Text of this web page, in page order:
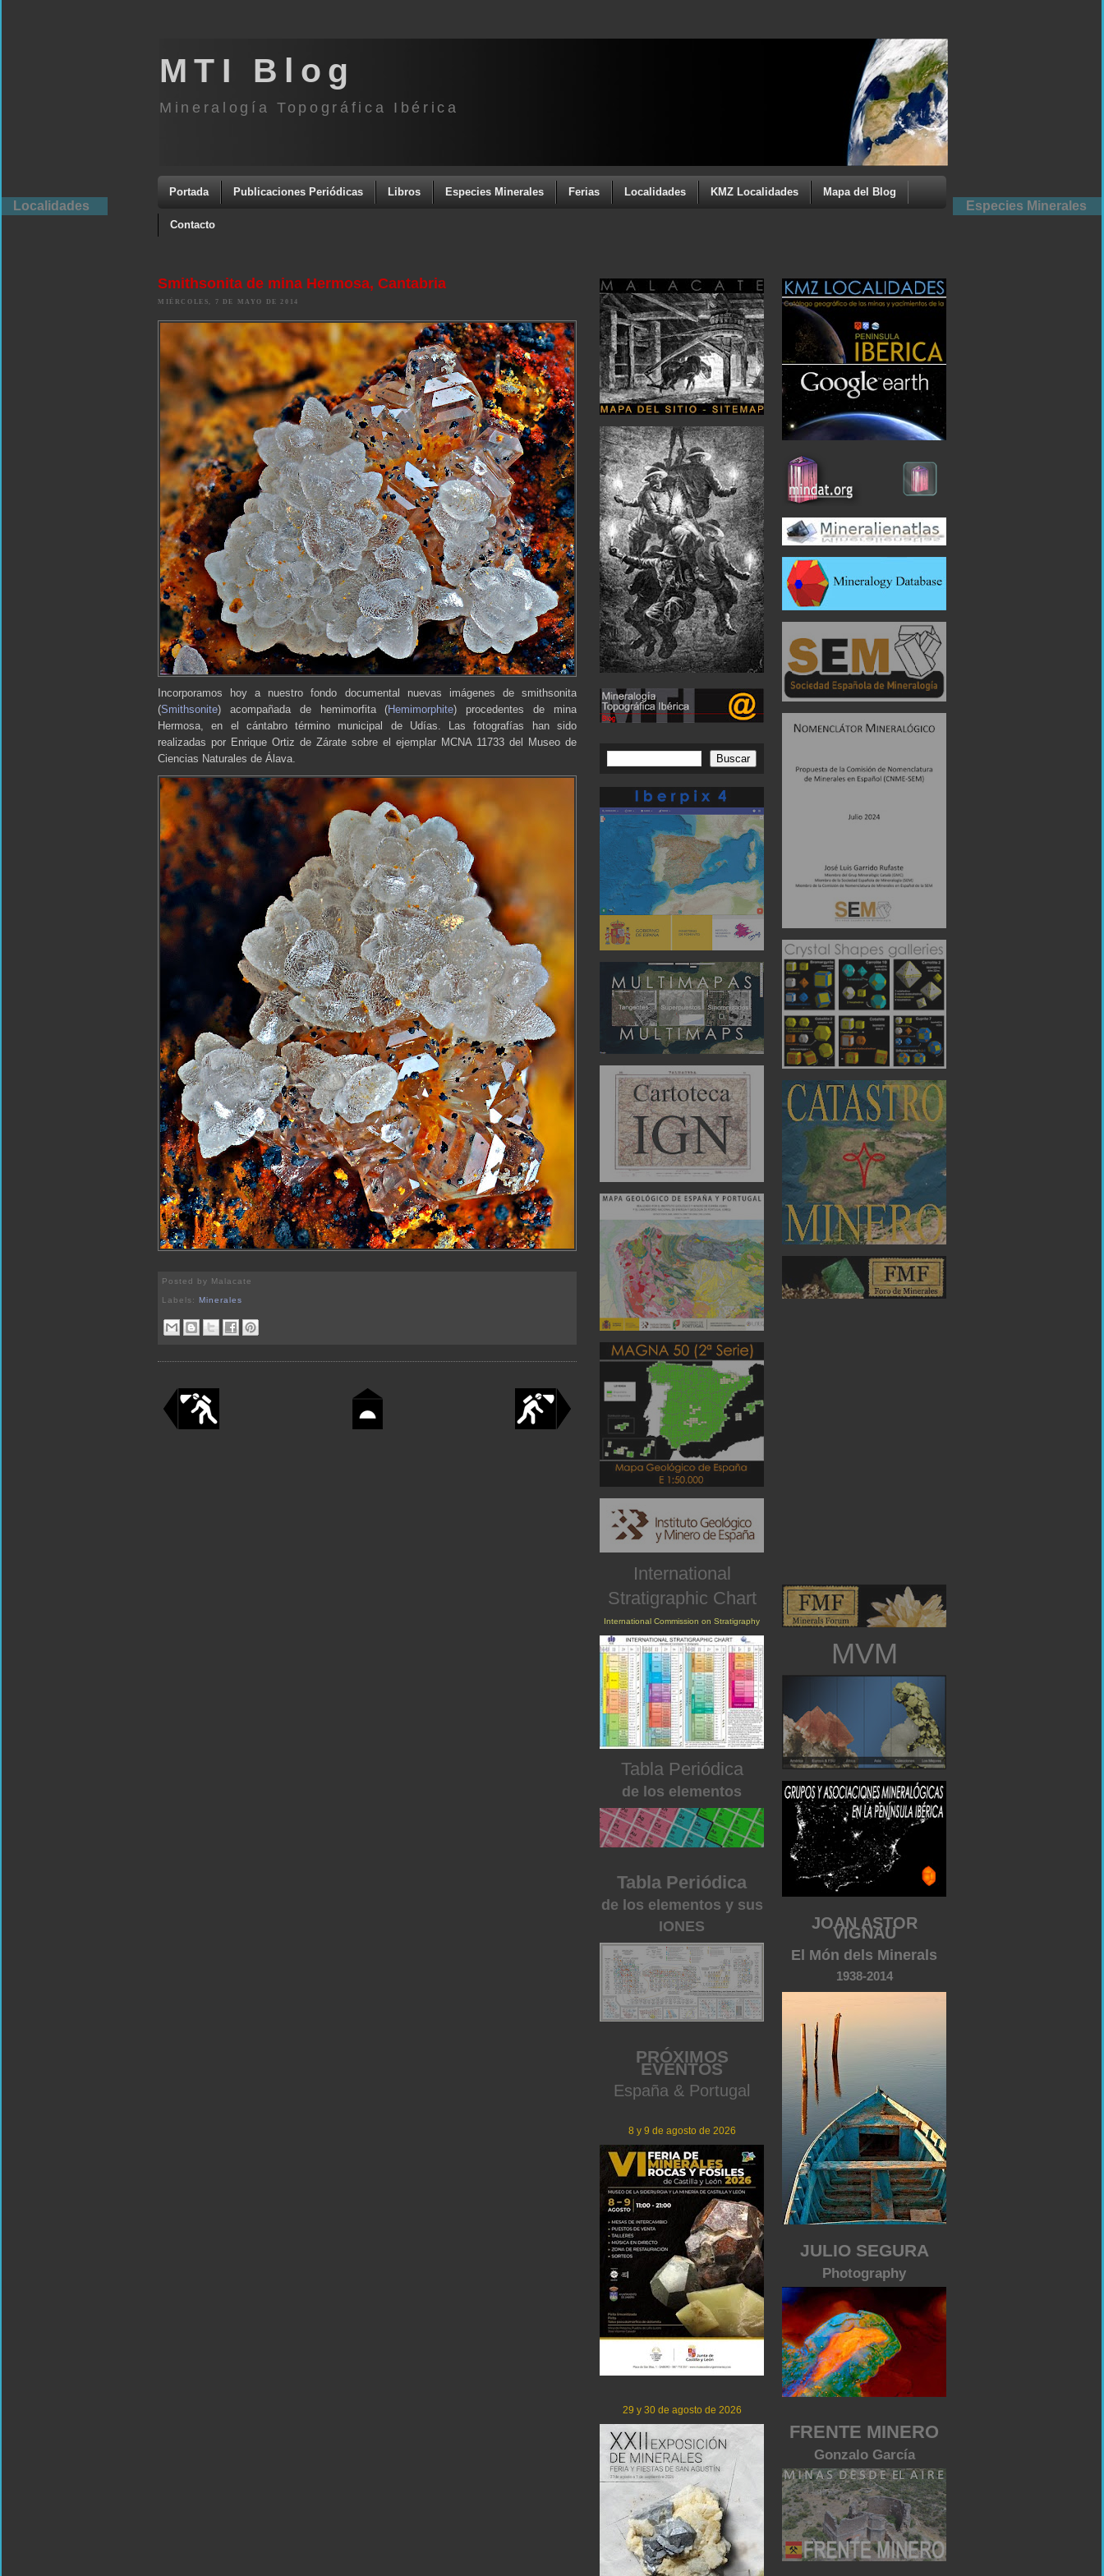
MTI Blog
Mineralogía Topográfica Ibérica
Portada Publicaciones Periódicas Libros Especies Minerales Ferias Localidades KMZ Localidades Mapa del Blog
Contacto
MVM
JOAN ASTOR
VIGNAU
El Món dels Minerals
1938-2014
JULIO SEGURA
Photography
FRENTE MINERO
Gonzalo García
Smithsonita de mina Hermosa, Cantabria
MIÉRCOLES, 7 DE MAYO DE 2014
Incorporamos hoy a nuestro fondo documental nuevas imágenes de smithsonita
(Smithsonite) acompañada de hemimorfita (Hemimorphite) procedentes de mina
Hermosa, en el cántabro término municipal de Udías. Las fotografías han sido
realizadas por Enrique Ortiz de Zárate sobre el ejemplar MCNA 11733 del Museo de
Ciencias Naturales de Álava.
Posted by Malacate
Labels:Minerales
International
Stratigraphic Chart
International Commission on Stratigraphy
Tabla Periódica
de los elementos
Tabla Periódica
de los elementos y sus
IONES
PRÓXIMOS
EVENTOS
España & Portugal
8 y 9 de agosto de 2026
29 y 30 de agosto de 2026
Localidades Especies Minerales